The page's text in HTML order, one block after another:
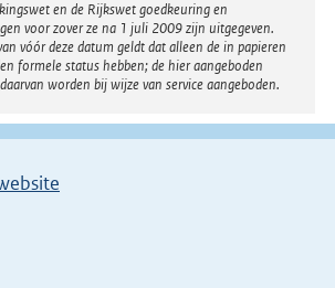
en de Rijkswet goedkeuring en
voor zover ze na 1 juli 2009 zijn uitgegeven.
vóór deze datum geldt dat alleen de in papieren
formele status hebben; de hier aangeboden
worden bij wijze van service aangeboden.